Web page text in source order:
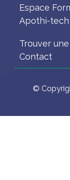
Espace
Apothi-tech
Trouver
Contact
©